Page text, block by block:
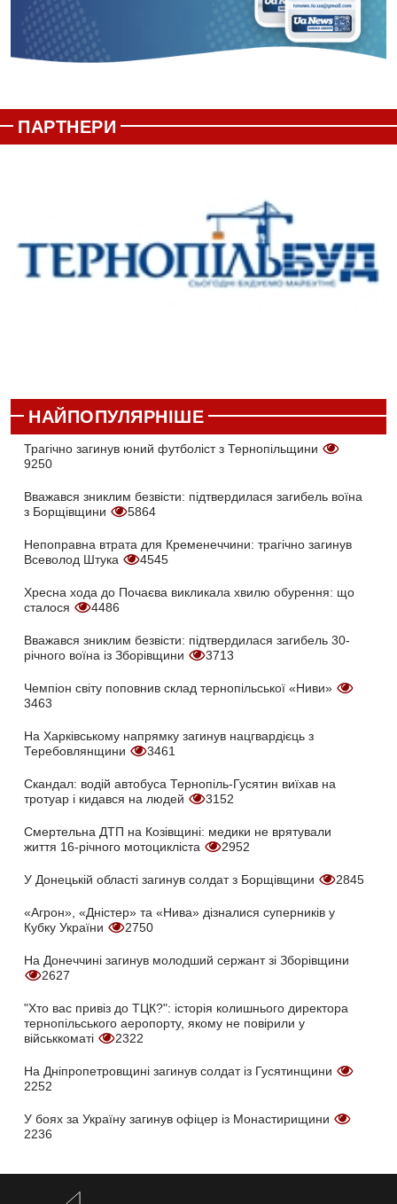
ПАРТНЕРИ
НАЙПОПУЛЯРНІШЕ
Трагічно загинув юний футболіст з Тернопільщини
9250
Вважався зниклим безвісти: підтвердилася загибель воїна
з Борщівщини
5864
Непоправна втрата для Кременеччини: трагічно загинув
Всеволод Штука
4545
Хресна хода до Почаєва викликала хвилю обурення: що
сталося
4486
Вважався зниклим безвісти: підтвердилася загибель 30-
річного воїна із Зборівщини
3713
Чемпіон світу поповнив склад тернопільської «Ниви»
3463
На Харківському напрямку загинув нацгвардієць з
Теребовлянщини
3461
Скандал: водій автобуса Тернопіль-Гусятин виїхав на
тротуар і кидався на людей
3152
Смертельна ДТП на Козівщині: медики не врятували
життя 16-річного мотоцикліста
2952
У Донецькій області загинув солдат з Борщівщини 2845
«Агрон», «Дністер» та «Нива» дізналися суперників у
Кубку України
2750
На Донеччині загинув молодший сержант зі Зборівщини
2627
"Хто вас привіз до ТЦК?": історія колишнього директора
тернопільського аеропорту, якому не повірили у
військкоматі
2322
На Дніпропетровщині загинув солдат із Гусятинщини
2252
У боях за Україну загинув офіцер із Монастирищини
2236